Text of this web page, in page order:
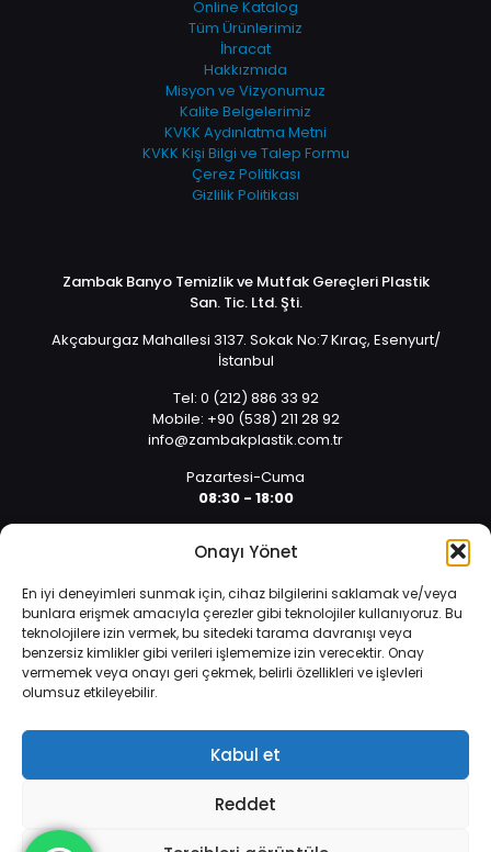
Onayı Yönet
En iyi deneyimleri sunmak için, cihaz bilgilerini saklamak ve/veya
bunlara erişmek amacıyla çerezler gibi teknolojiler kullanıyoruz. Bu
teknolojilere izin vermek, bu sitedeki tarama davranışı veya
benzersiz kimlikler gibi verileri işlememize izin verecektir. Onay
vermemek veya onayı geri çekmek, belirli özellikleri ve işlevleri
olumsuz etkileyebilir.
Kabul et
Reddet
Online Katalog
Tüm Ürünlerimiz
İhracat
Hakkızmıda
Misyon ve Vizyonumuz
Kalite Belgelerimiz
KVKK Aydınlatma Metni
KVKK Kişi Bilgi ve Talep Formu
Çerez Politikası
Gizlilik Politikası
Zambak Banyo Temizlik ve Mutfak Gereçleri Plastik
San. Tic. Ltd. Şti.
Akçaburgaz Mahallesi 3137. Sokak No:7 Kıraç, Esenyurt/
İstanbul
Tel: 0 (212) 886 33 92
Mobile: +90 (538) 211 28 92
info@zambakplastik.com.tr
Pazartesi-Cuma
08:30 - 18:00
08:30 - 14:30
işlenmektedir. Zorunlu çerezler, internet sitemizin çalışması,
güvenliği ve bilgi toplumu hizmetlerinin sunulması amacıyla
Daha fazla bilgi edinin